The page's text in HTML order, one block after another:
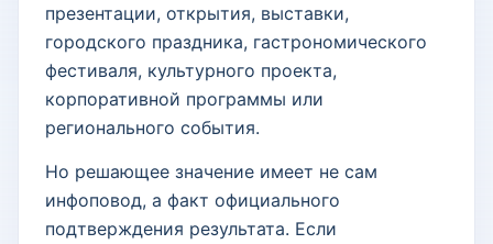
презентации, открытия, выставки,
городского праздника, гастрономического
фестиваля, культурного проекта,
корпоративной программы или
регионального события.
Но решающее значение имеет не сам
инфоповод, а факт официального
подтверждения результата. Если